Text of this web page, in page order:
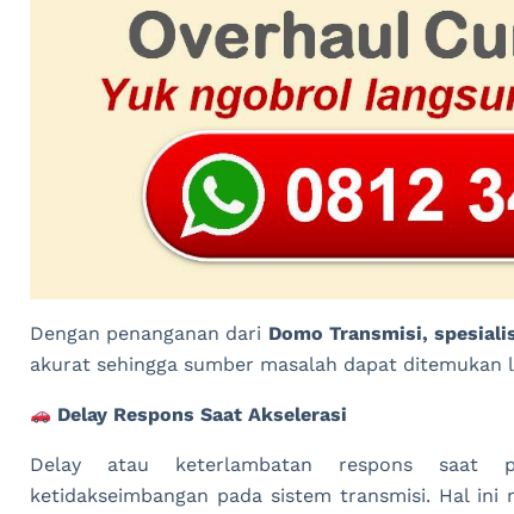
Dengan penanganan dari Domo Transmisi,
akurat sehingga sumber masalah dapat ditemukan
Delay Respons Saat Akselerasi
Delay atau keterlambatan respons saat
ketidakseimbangan pada sistem transmisi. Hal